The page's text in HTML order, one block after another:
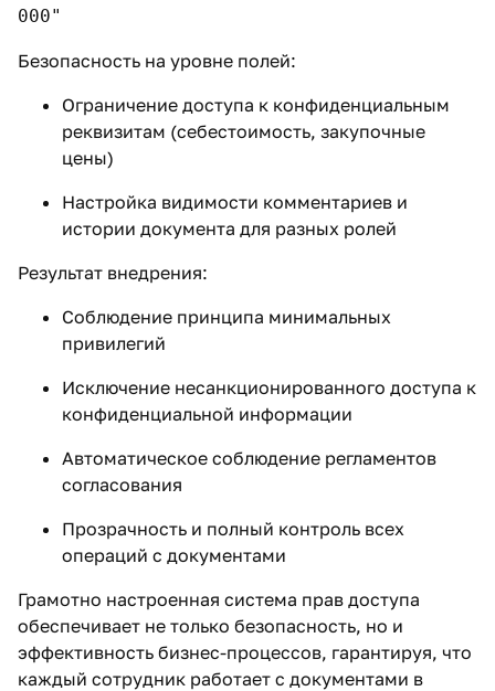
000"
Безопасность на уровне полей:
Ограничение доступа к конфиденциальным
реквизитам (себестоимость, закупочные
цены)
Настройка видимости комментариев и
истории документа для разных ролей
Результат внедрения:
Соблюдение принципа минимальных
привилегий
Исключение несанкционированного доступа к
конфиденциальной информации
Автоматическое соблюдение регламентов
согласования
Прозрачность и полный контроль всех
операций с документами
Грамотно настроенная система прав доступа
обеспечивает не только безопасность, но и
эффективность бизнес-процессов, гарантируя, что
каждый сотрудник работает с документами в